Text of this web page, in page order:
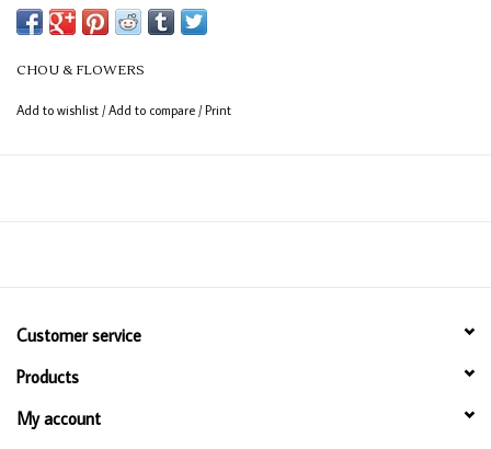
CHOU & FLOWERS
Add to wishlist /Add to compare /Print
Customer service
Products
My account